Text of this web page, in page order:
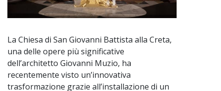
La Chiesa di San Giovanni Battista alla Creta,
una delle opere più significative
dell’architetto Giovanni Muzio, ha
recentemente visto un’innovativa
trasformazione grazie all’installazione di un